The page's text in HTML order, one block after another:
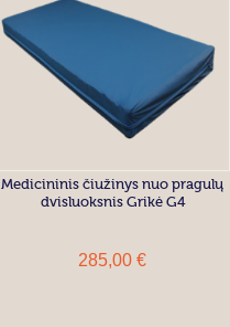
Medicininis čiužinys nuo pragulų
dvisluoksnis Grikė G4
285,00 €